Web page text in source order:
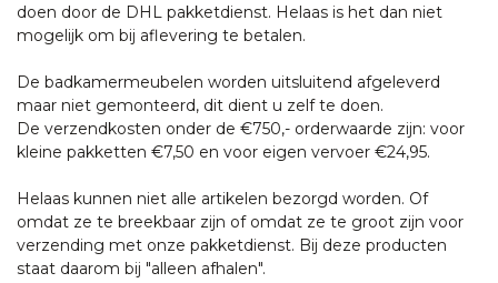
doen door de DHL pakketdienst. Helaas is het dan niet
mogelijk om bij aflevering te betalen.
De badkamermeubelen worden uitsluitend afgeleverd
maar niet gemonteerd, dit dient u zelf te doen.
De verzendkosten onder de €750,- orderwaarde zijn: voor
kleine pakketten €7,50 en voor eigen vervoer €24,95.
Helaas kunnen niet alle artikelen bezorgd worden. Of
omdat ze te breekbaar zijn of omdat ze te groot zijn voor
verzending met onze pakketdienst. Bij deze producten
staat daarom bij "alleen afhalen".